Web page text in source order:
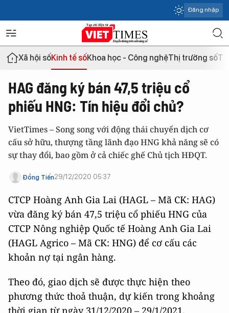
Đăng nhập
Xã hội sốKinh tế sốKhoa học - Công nghệThị trường số
HAG đăng ký bán 47,5 triệu cổ
phiếu HNG: Tín hiệu đổi chủ?
VietTimes – Song song với động thái chuyển dịch cơ
cấu sở hữu, thượng tầng lãnh đạo HNG khả năng sẽ có
sự thay đổi, bao gồm ở cả chiếc ghế Chủ tịch HĐQT.
Đồng Tiến29/12/2020 05:37
CTCP Hoàng Anh Gia Lai (HAGL – Mã CK: HAG)
vừa đăng ký bán 47,5 triệu cổ phiếu HNG của
CTCP Nông nghiệp Quốc tế Hoàng Anh Gia Lai
(HAGL Agrico – Mã CK: HNG) để cơ cấu các
khoản nợ tại ngân hàng.
Theo đó, giao dịch sẽ được thực hiện theo
phương thức thoả thuận, dự kiến trong khoảng
thời gian từ ngày 31/12/2020 – 29/1/2021.